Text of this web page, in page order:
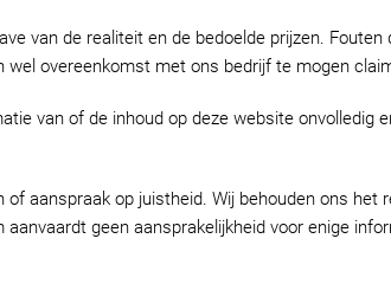
van de realiteit en de bedoelde prijzen.
overeenkomst met ons bedrijf te mogen
van of de inhoud op deze website onvolledig
aanspraak op juistheid. Wij behouden ons het
geen aansprakelijkheid voor enige